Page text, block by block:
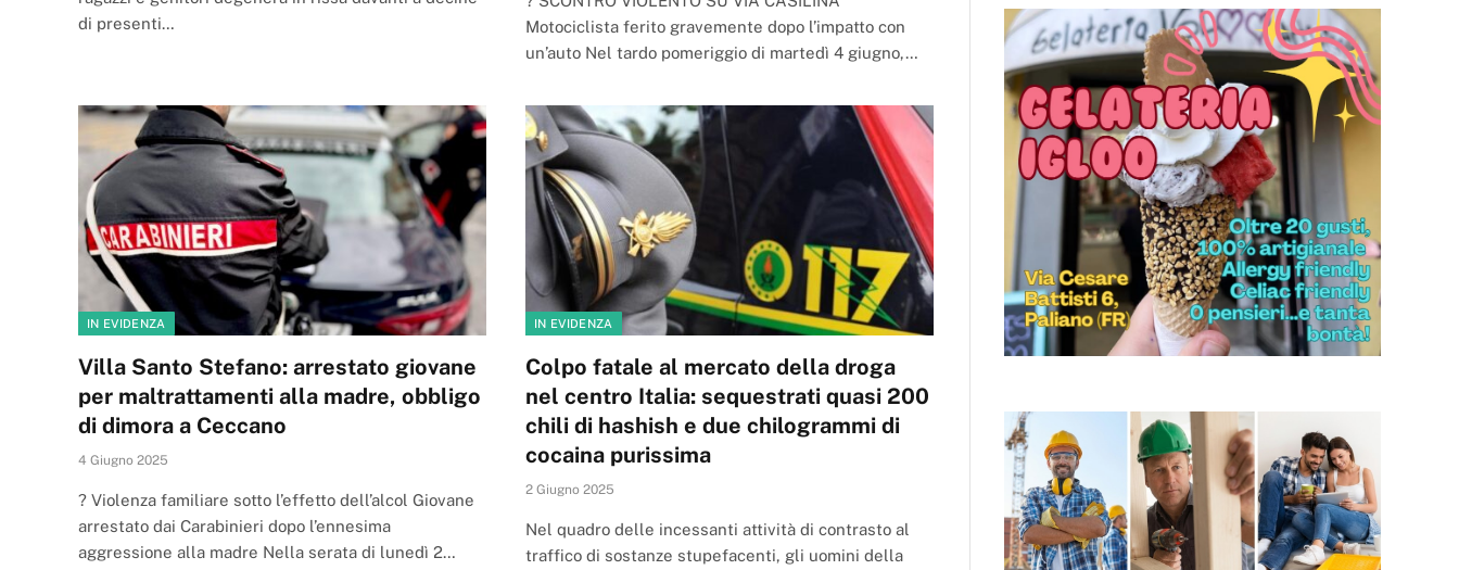
di presenti…
Motociclista ferito gravemente dopo l’impatto con
un’auto Nel tardo pomeriggio di martedì 4 giugno,…
IN EVIDENZA
Villa Santo Stefano: arrestato giovane
per maltrattamenti alla madre, obbligo
di dimora a Ceccano
4 Giugno 2025
? Violenza familiare sotto l’effetto dell’alcol Giovane
arrestato dai Carabinieri dopo l’ennesima
aggressione alla madre Nella serata di lunedì 2…
IN EVIDENZA
Colpo fatale al mercato della droga
nel centro Italia: sequestrati quasi 200
chili di hashish e due chilogrammi di
cocaina purissima
2 Giugno 2025
Nel quadro delle incessanti attività di contrasto al
traffico di sostanze stupefacenti, gli uomini della